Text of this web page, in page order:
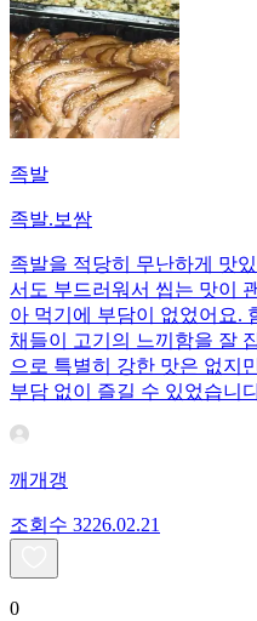
족발
족발.보쌈
족발을 적당히 무난하게 맛
서도 부드러워서 씹는 맛이
아 먹기에 부담이 없었어요.
채들이 고기의 느끼함을 잘
으로 특별히 강한 맛은 없지
부담 없이 즐길 수 있었습니
깨개갱
조회수 3226.02.21
0